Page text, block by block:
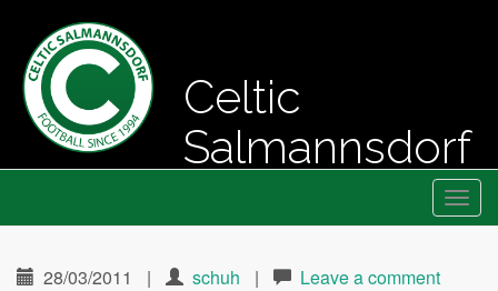
Celtic
Salmannsdorf
Menu
28/03/2011 | schuh | Leave a comment